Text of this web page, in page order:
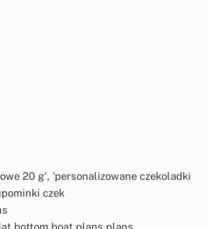
20 g', 'personalizowane czekoladki
czek
bottom boat plans plans